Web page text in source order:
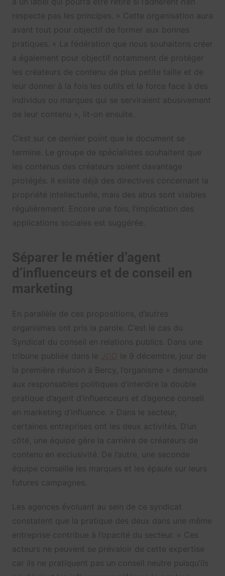
respecte pas les principes. » Cette organisation aura
avant tout pour objectif de former aux bonnes
pratiques. « La fédération que nous souhaitons créer
a également pour objectif notamment de protéger
les créateurs de contenu de plus petite taille et de
leur donner à la fois les outils et la force face à des
individus ou marques qui se serviraient abusivement
de leur contenu », lit-on ensuite.
C’est sur ce dernier point que le document se
termine. Le groupe de spécialistes souhaitent que
les contenus des créateurs soient davantage
protégés. Il existe déjà des directives concernant la
propriété intellectuelle, mais des abus sont visibles
régulièrement. Encore une fois, l’implication des
applications sociales est suggérée.
Séparer le métier d’agent
d’influenceurs et de conseil en
marketing
En parallèle de ces propositions, d’autres
organismes ont pris la parole. C’est le cas du
Syndicat du conseil en relations publics. Dans une
tribune publiée dans le
le 9 décembre, jour de
la première réunion à Bercy, l’organisme « demande
aux responsables politiques d’interdire la double
pratique d’agent d’influenceurs et d’agence conseil
en marketing d’influence. » Dans le secteur,
certaines entreprises ont les deux activités. D’un
côté, une équipe gère la carrière de créateurs de
contenu en exclusivité. De l’autre, une seconde
équipe conseille les marques et les épaule sur leurs
futures campagnes.
Les agences évoluant au sein de ce syndicat
constatent que la pratique des deux dans une même
entreprise contribue à l’opacité du secteur. « Ces
acteurs ne peuvent se prévaloir de cette expertise
car ils ne pratiquent pas un conseil neutre puisqu’ils